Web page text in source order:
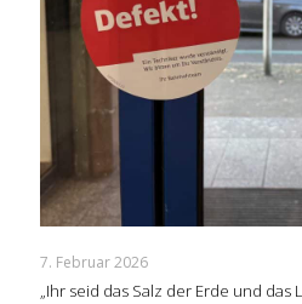
7. Februar 2026
„Ihr seid das Salz der Erde und das